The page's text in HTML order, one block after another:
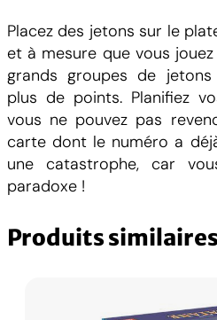
é
d
e
C
a
t
i
n
h
Placez des jetons sur le
et à mesure que vous
grands groupes de
plus de points. Planifiez
vous ne pouvez pas
carte dont le numéro a
une catastrophe, car
paradoxe !
Produits similaires